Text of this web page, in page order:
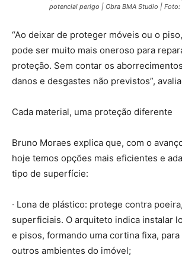
potencial perigo | Obra BMA Studio | Foto:
“Ao deixar de proteger móveis ou o
pode ser muito mais oneroso para
proteção. Sem contar os
danos e desgastes não previstos”,
Cada material, uma proteção diferente
Bruno Moraes explica que, com o
hoje temos opções mais eficientes e
tipo de superfície:
· Lona de plástico: protege contra
superficiais. O arquiteto indica instalar
e pisos, formando uma cortina fixa,
outros ambientes do imóvel;